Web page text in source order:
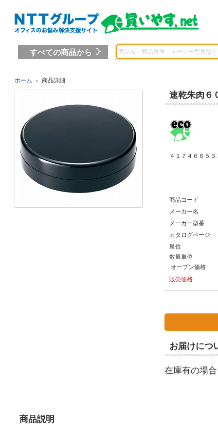
すべての商品から
ホーム ＞ 商品詳細
速乾朱肉６
４１７４６６５
商品コード
メーカー名
メーカー型番
カタログページ
単位
数量単位
オープン価格
販売価格
お届けにつ
在庫有の場
商品説明